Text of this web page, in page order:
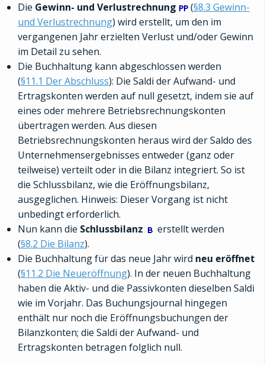
Die Gewinn- und Verlustrechnung (§8.3 Gewinn-
und Verlustrechnung) wird erstellt, um den im
vergangenen Jahr erzielten Verlust und/oder Gewinn
im Detail zu sehen.
Die Buchhaltung kann abgeschlossen werden
(§11.1 Der Abschluss): Die Saldi der Aufwand- und
Ertragskonten werden auf null gesetzt, indem sie auf
eines oder mehrere Betriebsrechnungskonten
übertragen werden. Aus diesen
Betriebsrechnungskonten heraus wird der Saldo des
Unternehmensergebnisses entweder (ganz oder
teilweise) verteilt oder in die Bilanz integriert. So ist
die Schlussbilanz, wie die Eröffnungsbilanz,
ausgeglichen. Hinweis: Dieser Vorgang ist nicht
unbedingt erforderlich.
Nun kann die Schlussbilanz
erstellt werden
(§8.2 Die Bilanz).
Die Buchhaltung für das neue Jahr wird neu eröffnet
(§11.2 Die Neueröffnung). In der neuen Buchhaltung
haben die Aktiv- und die Passivkonten dieselben Saldi
wie im Vorjahr. Das Buchungsjournal hingegen
enthält nur noch die Eröffnungsbuchungen der
Bilanzkonten; die Saldi der Aufwand- und
Ertragskonten betragen folglich null.